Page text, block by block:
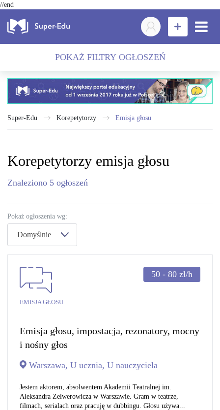
//end
POKAŻ FILTRY OGŁOSZEŃ
Super-Edu Korepetytorzy emisja głosu
Korepetytorzy emisja głosu
Znaleziono 5 ogłoszeń
Pokaż ogłoszenia wg:
Domyślnie
EMISJA GŁOSU
50 - 80 zł/h
Emisja głosu, impostacja, rezonatory, mocny
i nośny głos
Warszawa, U ucznia, U nauczyciela
Jestem aktorem, absolwentem Akademii Teatralnej im.
Aleksandra Zelwerowicza w Warszawie. Gram w teatrze,
filmach, serialach oraz pracuję w dubbingu. Głosu używa...